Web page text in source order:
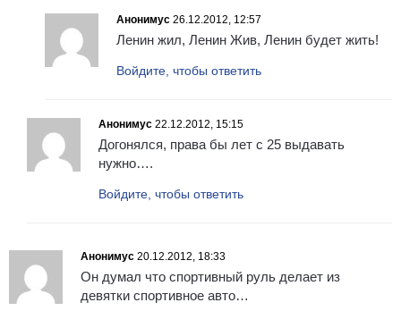
Анонимус 26.12.2012, 12:57
Ленин жил, Ленин Жив, Ленин будет жить!
Войдите, чтобы ответить
Анонимус 22.12.2012, 15:15
Догонялся, права бы лет с 25 выдавать
нужно….
Войдите, чтобы ответить
Анонимус 20.12.2012, 18:33
Он думал что спортивный руль делает из
девятки спортивное авто…